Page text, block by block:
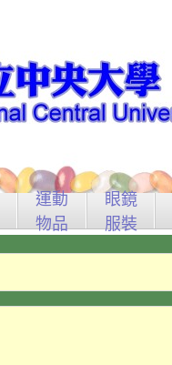
運動
物品
眼鏡
服裝